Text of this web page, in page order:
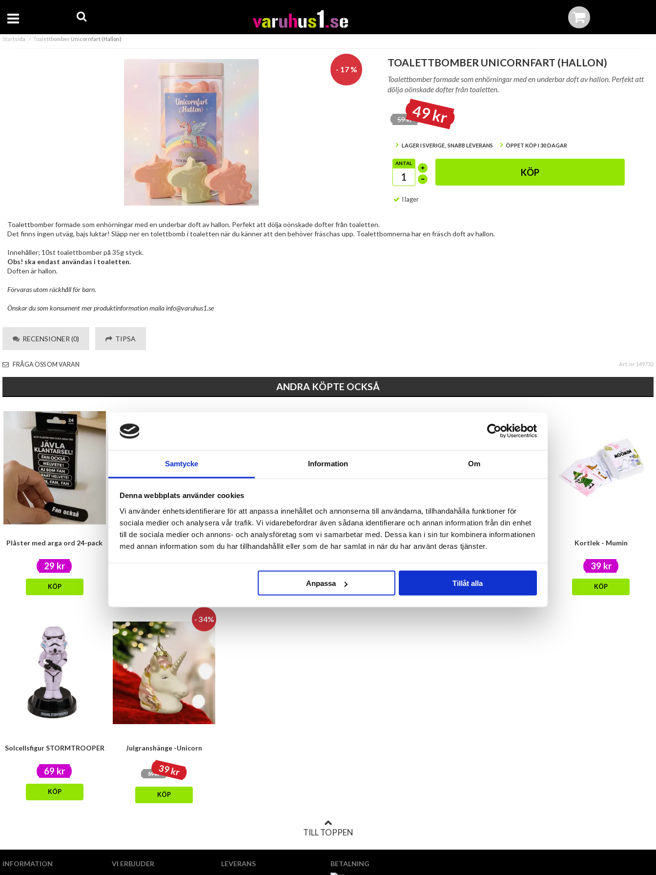
Samtycke Information Om
Denna webbplats använder cookies
Vi använder enhetsidentifierare för att anpassa innehållet och annonserna till användarna, tillhandahålla funktioner för
sociala medier och analysera vår trafik. Vi vidarebefordrar även sådana identifierare och annan information från din enhet
till de sociala medier och annons- och analysföretag som vi samarbetar med. Dessa kan i sin tur kombinera informationen
med annan information som du har tillhandahållit eller som de har samlat in när du har använt deras tjänster.
Anpassa Tillåt alla
Startsida Toalettbomber Unicornfart (Hallon)
- 17 %
TOALETTBOMBER UNICORNFART (HALLON)
Toalettbomber formade som enhörningar med en underbar doft av hallon. Perfekt att
dölja oönskade dofter från toaletten.
59 kr49 kr
LAGER I SVERIGE, SNABB LEVERANS ÖPPET KÖP I 30 DAGAR
ANTAL
KÖP
I lager
Toalettbomber formade som enhörningar med en underbar doft av hallon. Perfekt att dölja oönskade dofter från toaletten.
Det finns ingen utväg, bajs luktar! Släpp ner en tolettbomb i toaletten när du känner att den behöver fräschas upp. Toalettbomnerna har en fräsch doft av hallon.
Innehåller; 10st toalettbomber på 35g styck.
Obs! ska endast användas i toaletten.
Doften är hallon.
Förvaras utom räckhåll för barn.
Önskar du som konsument mer produktinformation mailainfo@varuhus1.se
RECENSIONER (0) TIPSA
FRÅGA OSS OM VARAN Art. nr 149732
ANDRA KÖPTE OCKSÅ
Plåster med arga ord 24-pack
29 kr
KÖP
Soppåse 30L med doft -Vanilj Badbomber 3-pack regnbåge
Cupcake/Muffinsformar-
Dalahäst
Magnet 3-pack -
Mumin/Snusmumriken/Snorkfröken
Kortlek - Mumin
39 kr
KÖP
Solcellsfigur STORMTROOPER
69 kr
KÖP
- 34%
Julgranshänge -Unicorn
59 kr39 kr
KÖP
TILL TOPPEN
INFORMATION
VI ERBJUDER
LEVERANS
BETALNING